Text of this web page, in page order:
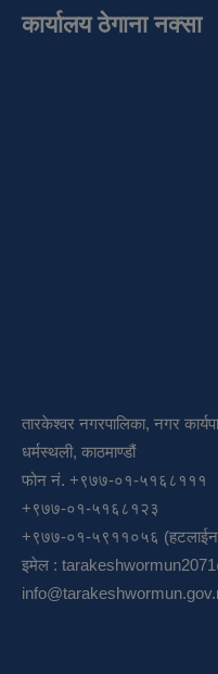
कार्यालय ठेगाना नक्सा
तारकेश्वर नगरपालिका, नगर
धर्मस्थली, काठमाण्डौं
फोन नं. +९७७-०१-५१६८१११
+९७७-०१-५१६८१२३
+९७७-०१-५९११०५६
इमेल :